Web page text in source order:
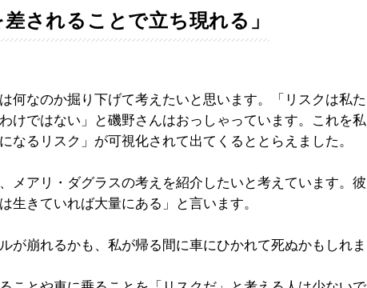
されることで立ち現れる」
なのか掘り下げて考えたいと思います。「リスクは私た
けではない」と磯野さんはおっしゃっています。これを私
なるリスク」が可視化されて出てくるととらえました。
メアリ・ダグラスの考えを紹介したいと考えています。彼
生きていれば大量にある」と言います。
が崩れるかも、私が帰る間に車にひかれて死ぬかもしれま